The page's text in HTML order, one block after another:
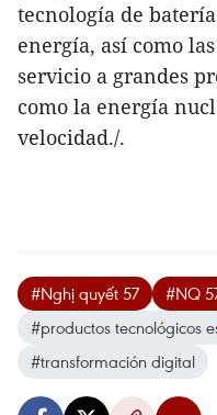
tecnología de
energía, así como
servicio a grandes
como la energía
velocidad./.
#Nghị quyết 57 #NQ
#productos tecnológicos
#transformación digital